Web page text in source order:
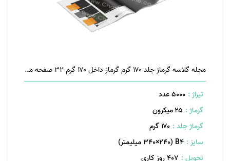
مجله گلاسه گرماژ جلد ۱۷۰ گرم گرماژ داخل ۱۷۰ گرم ۳۲ صفحه منگنه تخت
تیراژ : 5000 عدد
گرماژ : ۲۵ میکرون
گرماژ جلد : ۱۷۰ گرم
سایز : B۴ (۳۴۰×۲۴۰ میلیمتر)
تحویل : 407 روز کاری